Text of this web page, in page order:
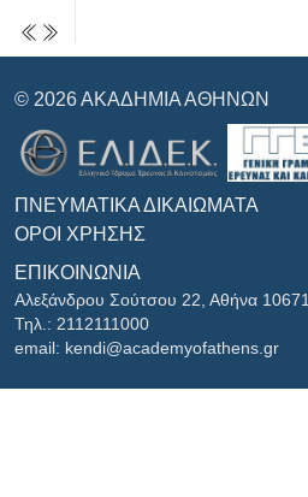
© 2026 ΑΚΑΔΗΜΊΑ ΑΘΗΝΏΝ
ΠΝΕΥΜΑΤΙΚΆ ΔΙΚΑΙΏΜΑΤΑ
ΌΡΟΙ ΧΡΉΣΗΣ
ΕΠΙΚΟΙΝΩΝΊΑ
Αλεξάνδρου Σούτσου 22, Αθήνα 10671
Τηλ.: 2112111000
email: kendi@academyofathens.gr